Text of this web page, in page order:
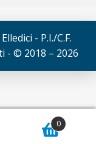
- P.I./C.F.
- © 2018 – 2026
0